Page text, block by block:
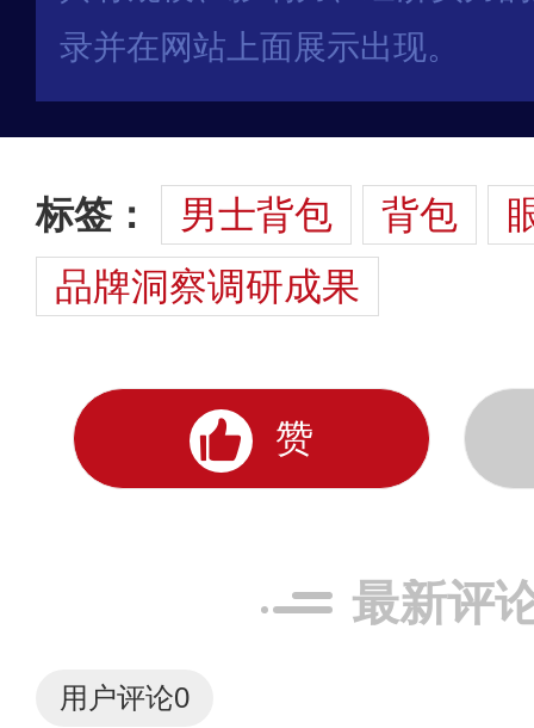
录并在网站上面展示出现。
标签： 男士背包 背包
品牌洞察调研成果
赞
最新评
用户评论0